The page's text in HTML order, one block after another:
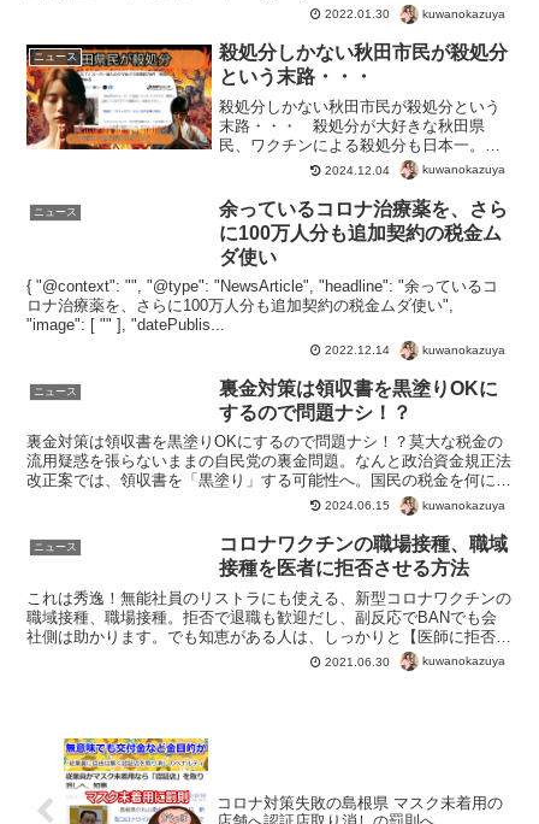
2022.01.30 kuwanokazuya
ニュース
殺処分しかない秋田市民が殺処分
という末路・・・
殺処分しかない秋田市民が殺処分という
末路・・・ 殺処分が大好きな秋田県
民、ワクチンによる殺処分も日本一。熊
の殺処分へ抗議の電話は、この際どうで
もいい。殺処分を望む者は、自分がその
対象になる。命を奪うことを考えれば、
当然奪われることもある。 ...
2024.12.04 kuwanokazuya
ニュース
余っているコロナ治療薬を、さら
に100万人分も追加契約の税金ム
ダ使い
{ "@context": "", "@type": "NewsArticle", "headline": "余っているコ
ロナ治療薬を、さらに100万人分も追加契約の税金ムダ使い",
"image": [ "" ], "datePublis...
2022.12.14 kuwanokazuya
ニュース
裏金対策は領収書を黒塗りOKに
するので問題ナシ！？
裏金対策は領収書を黒塗りOKにするので問題ナシ！？莫大な税金の
流用疑惑を張らないままの自民党の裏金問題。なんと政治資金規正法
改正案では、領収書を「黒塗り」する可能性へ。国民の税金を何に使
うかは、プライバシーに関わるので黒塗りでもOKとすると...
2024.06.15 kuwanokazuya
ニュース
コロナワクチンの職場接種、職域
接種を医者に拒否させる方法
これは秀逸！無能社員のリストラにも使える、新型コロナワクチンの
職域接種、職場接種。拒否で退職も歓迎だし、副反応でBANでも会
社側は助かります。でも知恵がある人は、しっかりと【医師に拒否ら
せる】わけですね。こんな条件（とっても当然の権利ですが...
2021.06.30 kuwanokazuya
コロナ対策失敗の島根県 マスク未着用の